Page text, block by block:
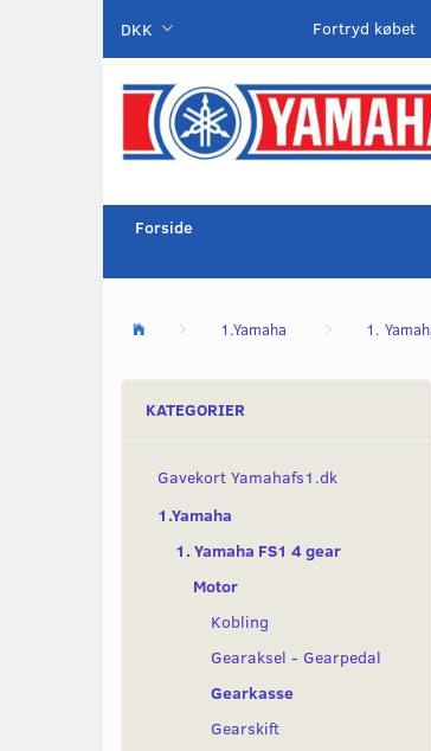
DKK Fortryd købet
Forside
1.Yamaha 1.
KATEGORIER
Gavekort Yamahafs1.dk
1.Yamaha
1. Yamaha FS1 4 gear
Motor
Kobling
Gearaksel - Gearpedal
Gearkasse
Gearskift